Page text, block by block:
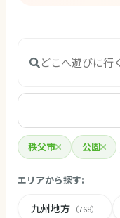
秩父市 公園
エリアから探す:
九州地方 （768）